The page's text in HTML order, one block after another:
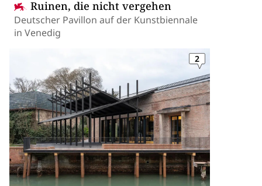
Ruinen, die nicht vergehen
Deutscher Pavillon auf der Kunstbiennale
in Venedig
2